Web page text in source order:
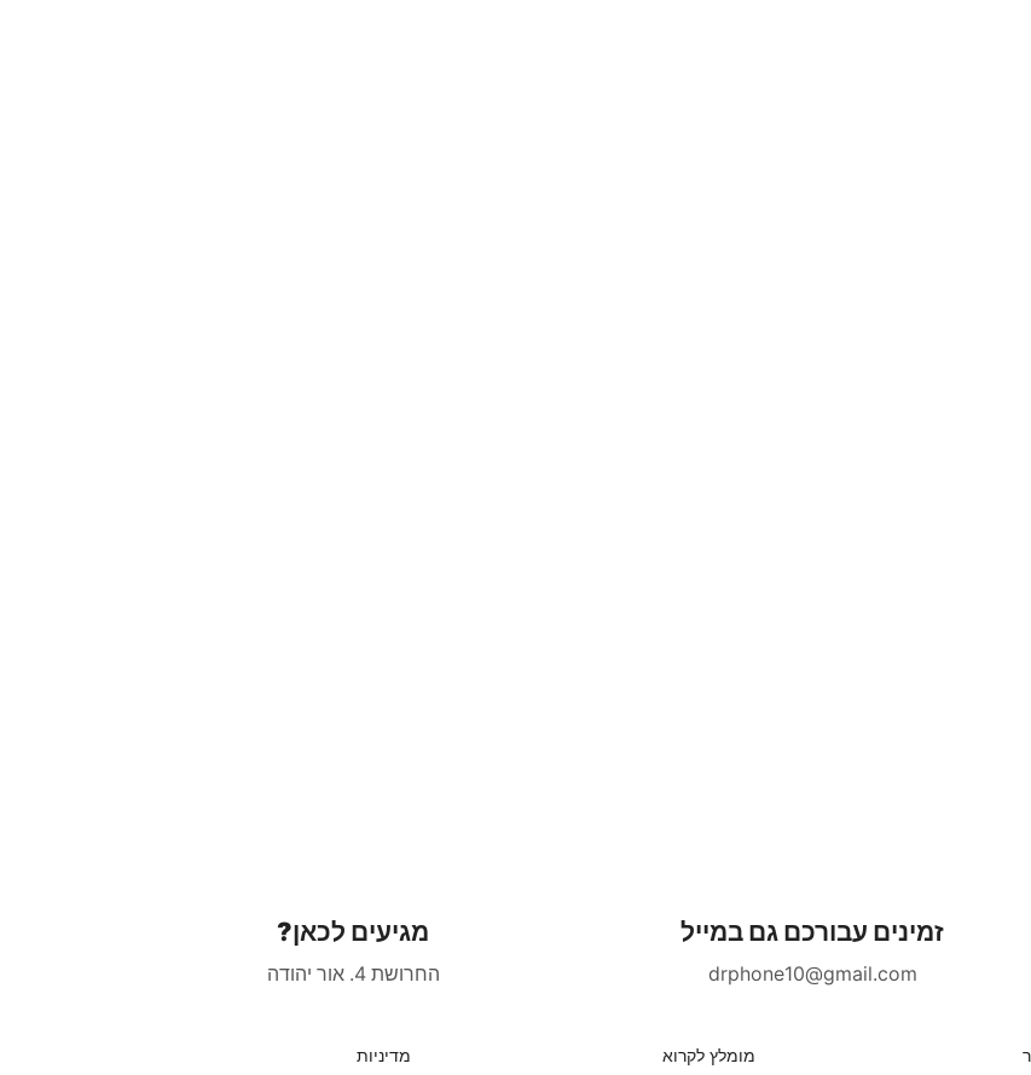
זמינים עבורכם גם במייל
drphone10@gmail.com
מגיעים לכאן?
החרושת 4. אור יהודה
מומלץ לקרוא מדיניות